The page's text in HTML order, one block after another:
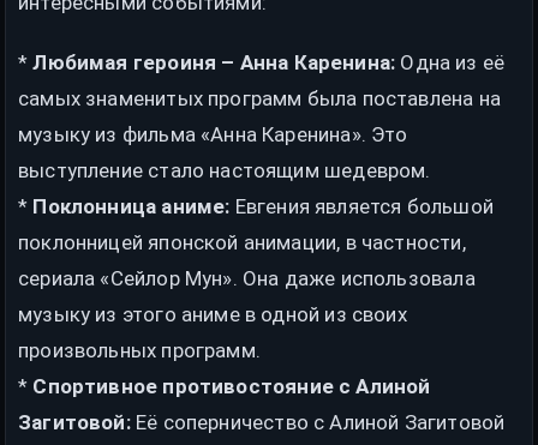
*Любимая героиня – Анна Каренина: Одна из её
самых знаменитых программ была поставлена на
музыку из фильма «Анна Каренина». Это
выступление стало настоящим шедевром.
* Поклонница аниме: Евгения является большой
поклонницей японской анимации, в частности,
сериала «Сейлор Мун». Она даже использовала
музыку из этого аниме в одной из своих
произвольных программ.
* Спортивное противостояние с Алиной
Загитовой:Её соперничество с Алиной Загитовой